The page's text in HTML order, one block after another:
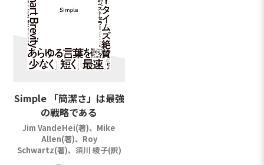
Simple 「簡潔さ」は最強
の戦略である
Jim VandeHei(著)、Mike
Allen(著)、Roy
Schwartz(著)、須川 綾子(訳)